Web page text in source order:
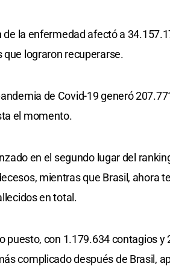
de la enfermedad afectó a
lograron recuperarse.
de Covid-19 generó
el momento.
en el segundo lugar del
mientras que Brasil, ahora
en total.
puesto, con 1.179.634 contagios
complicado después de Brasil,